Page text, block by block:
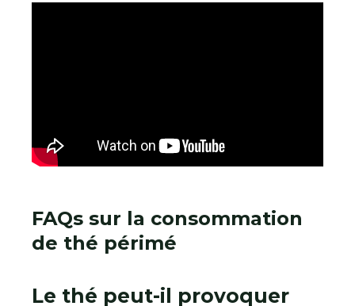
FAQs sur la consommation
de thé périmé
Le thé peut-il provoquer